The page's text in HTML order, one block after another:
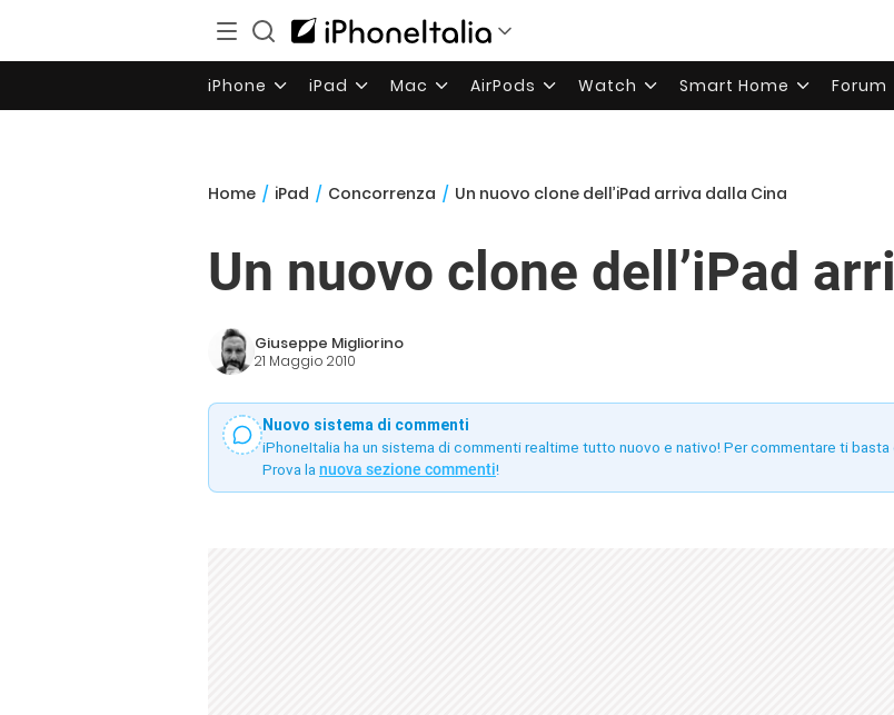
iPhone iPad Mac AirPods Watch Smart Home Forum
Home / iPad / Concorrenza / Un nuovo clone dell’iPad arriva dalla Cina
Un nuovo clone dell’iPad
Giuseppe Migliorino
21 Maggio 2010
Nuovo sistema di commenti
iPhoneItalia ha un sistema di commenti realtime tutto nuovo e nativo! Per commentare ti
Prova la nuova sezione commenti!